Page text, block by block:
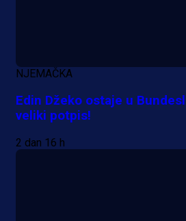
NJEMAČKA
Edin Džeko ostaje u
veliki potpis!
2 dan 16 h